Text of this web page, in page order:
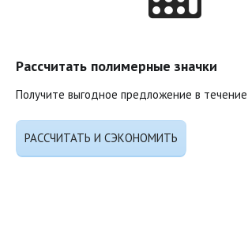
Рассчитать полимерные значки
Получите выгодное предложение в
РАССЧИТАТЬ И СЭКОНОМИТЬ